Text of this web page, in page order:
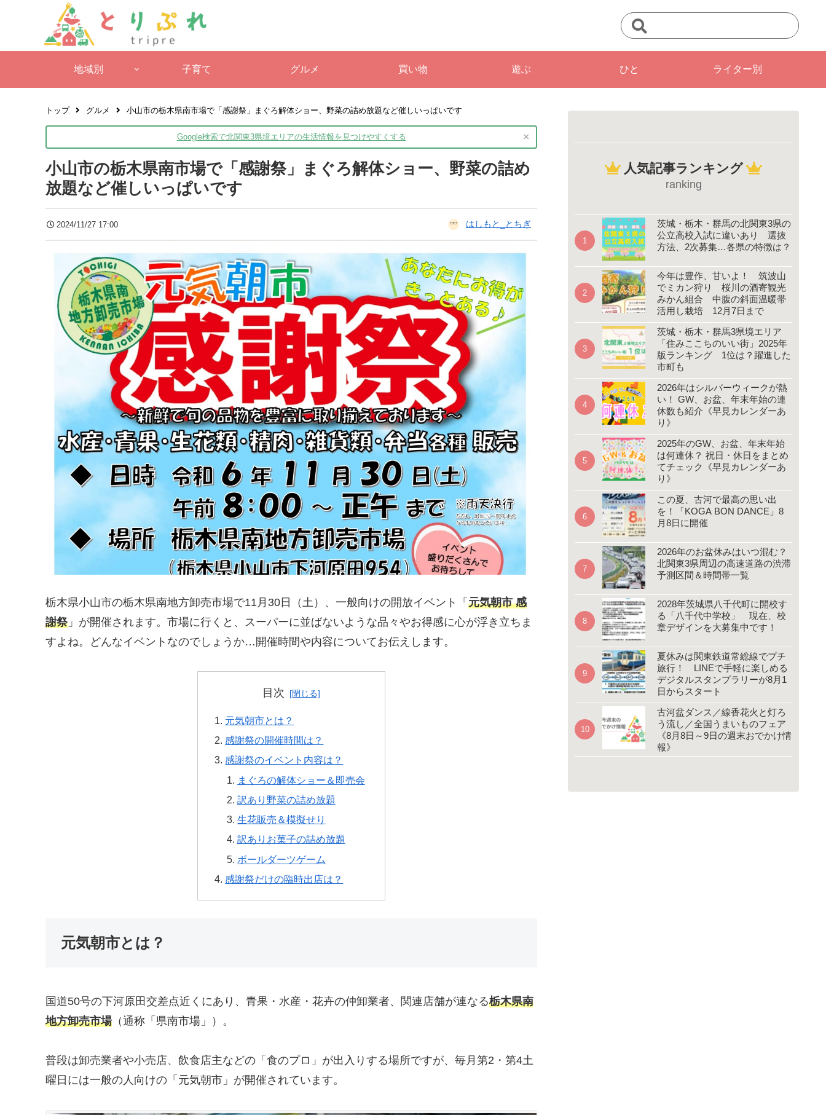
地域別 子育て グルメ 買い物 遊ぶ ひと ライター別
トップ グルメ 小山市の栃木県南市場で「感謝祭」まぐろ解体ショー、野菜の詰め放題など催しいっぱいです
Google検索で北関東3県境エリアの生活情報を 見つけやすくする ×
小山市の栃木県南市場で「感謝祭」まぐろ解体ショー、野菜の詰め
放題など催しいっぱいです
2024/11/27 17:00 はしもと_とちぎ
栃木県小山市の栃木県南地方卸売市場で11月30日（土）、一般向けの開放イベント「 元気朝市 感
謝祭」が開催されます。市場に行くと、スーパーに並ばないような品々やお得感に心が浮き立ちま
すよね。どんなイベントなのでしょうか…開催時間や内容についてお伝えします。
目次
元気朝市とは？
感謝祭の開催時間は？
感謝祭のイベント内容は？
まぐろの解体ショー＆即売会
訳あり野菜の詰め放題
生花販売＆模擬せり
訳ありお菓子の詰め放題
ボールダーツゲーム
感謝祭だけの臨時出店は？
元気朝市とは？
国道50号の下河原田交差点近くにあり、青果・水産・花卉の仲卸業者、関連店舗が連なる栃木県南
地方卸売市場（通称「県南市場」）。
普段は卸売業者や小売店、飲食店主などの「食のプロ」が出入りする場所ですが、毎月第2・第4土
曜日には一般の人向けの「元気朝市」が開催されています。
人気記事ランキング
ranking
茨城・栃木・群馬の北関東3県の
公立高校入試に違いあり 選抜
方法、2次募集…各県の特徴は？
今年は豊作、甘いよ！ 筑波山
でミカン狩り 桜川の酒寄観光
みかん組合 中腹の斜面温暖帯
活用し栽培 12月7日まで
茨城・栃木・群馬3県境エリア
「住みここちのいい街」2025年
版ランキング 1位は？躍進した
市町も
2026年はシルバーウィークが熱
い！ GW、お盆、年末年始の連
休数も紹介《早見カレンダーあ
り》
2025年のGW、お盆、年末年始
は何連休？ 祝日・休日をまとめ
てチェック《早見カレンダーあ
り》
この夏、古河で最高の思い出
を！「KOGA BON DANCE」8
月8日に開催
2026年のお盆休みはいつ混む？
北関東3県周辺の高速道路の渋滞
予測区間＆時間帯一覧
2028年茨城県八千代町に開校す
る「八千代中学校」 現在、校
章デザインを大募集中です！
夏休みは関東鉄道常総線でプチ
旅行！ LINEで手軽に楽しめる
デジタルスタンプラリーが8月1
日からスタート
古河盆ダンス／線香花火と灯ろ
う流し／全国うまいものフェア
《8月8日～9日の週末おでかけ情
報》